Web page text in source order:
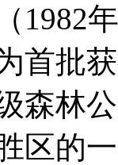
1982
首批
森林
区的